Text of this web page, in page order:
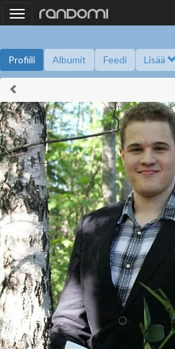
Toggle
navigation
Profiili Albumit Feedi Lisää
Kysy minulta